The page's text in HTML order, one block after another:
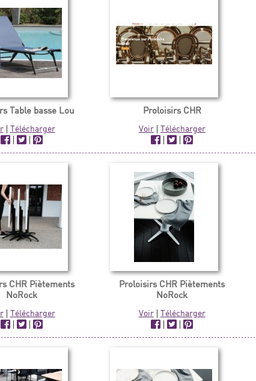
Table basse Lou
| Télécharger
|
|
Proloisirs CHR
Voir| Télécharger
|
|
CHR Piètements
NoRock
| Télécharger
|
|
Proloisirs CHR Piètements
NoRock
Voir| Télécharger
|
|